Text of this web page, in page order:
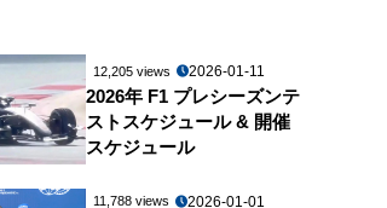
12,205 views 2026-01-11
2026年 F1 プレシーズンテ
ストスケジュール & 開催
スケジュール
11,788 views 2026-01-01